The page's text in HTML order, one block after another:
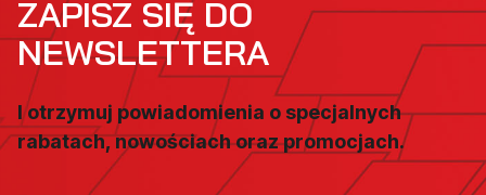
ZAPISZ SIĘ DO
NEWSLETTERA
I otrzymuj powiadomienia o specjalnych
rabatach, nowościach oraz promocjach.